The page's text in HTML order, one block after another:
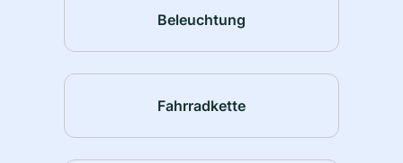
Beleuchtung
Fahrradkette